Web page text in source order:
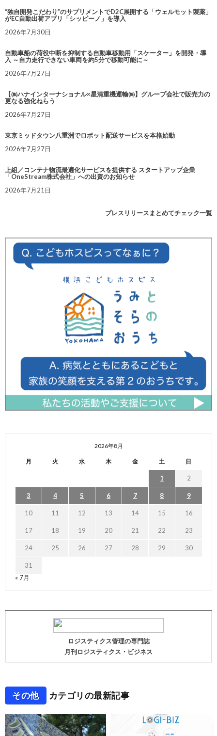
“独自開発こだわり”のサプリメントでD2C展開する「ウェルモット製薬」
がEC自動出荷アプリ「シッピーノ」を導入
2026年7月30日
自動車船の荷役中断を抑制する自動車移動用「スケーター」を開発・導
入 ～自力走行できない車両を約5分で移動可能に～
2026年7月27日
【㈱ハナインターナショナル×星清重機運輸㈱】グループ会社で販売力の
更なる強化ねらう
2026年7月27日
東京ミッドタウン八重洲でロボット配送サービスを本格始動
2026年7月27日
上組／コンテナ物流最適化サービスを提供する スタートアップ企業
「OneStream株式会社」への出資のお知らせ
2026年7月21日
プレスリリースまとめてチェック一覧
2026年8月
月 火 水 木 金 土 日
1 2
3 4 5 6 7 8 9
10 11 12 13 14 15 16
17 18 19 20 21 22 23
24 25 26 27 28 29 30
31
« 7月
ロジスティクス管理の専門誌
月刊ロジスティクス・ビジネス
その他 カテゴリの最新記事